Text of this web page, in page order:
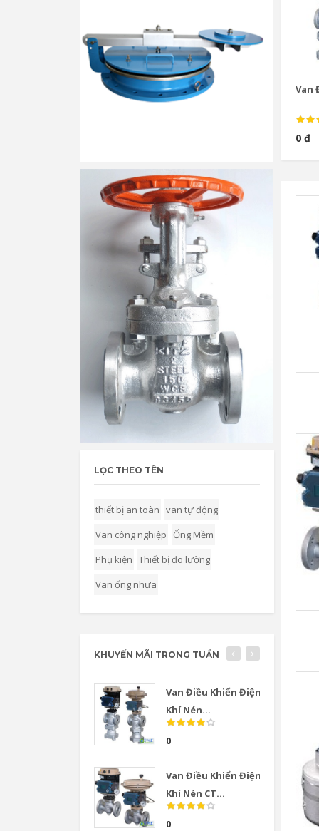
Van
0 đ
LỌC THEO TÊN
thiết bị an toàn van tự động
Van công nghiệp Ống Mềm
Phụ kiện Thiết bị đo lường
Van ống nhựa
KHUYẾN MÃI TRONG TUẦN
Van Điều Khiển Điện
Khí Nén...
0
Van Điều Khiển Điện
Khí Nén CT...
0